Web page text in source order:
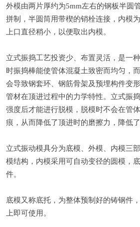
外模由两片厚约为5mm左右的钢板半圆
拼制，半圆筒用带楔的销栓连接，内模
上口直径稍小，以便取出内模。
立式振捣工艺投资少、布置灵活，是一
时振捣棒能使管体混凝土致密而均匀，
会导致钢套环、钢筋骨架及预埋构件变
管材在顶进过程中的力学特性。立式振
强度后才能进行脱模，脱模时不会在管
痕，从而降低了顶进时的磨擦力，降低
立式振动模具分为底模、外模、内模三
模结构，内模采用可自动变径的圆模，
件。
底模又称底托，为整体预制好的铸钢件
上即可使用。